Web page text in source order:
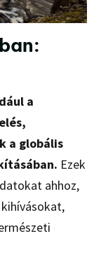
a
a globális
Ezek
ahhoz,